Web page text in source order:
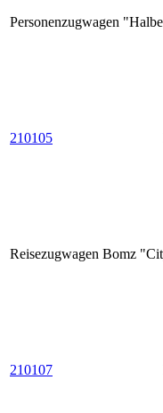
Personenzugwagen
210105
Reisezugwagen Bomz
210107